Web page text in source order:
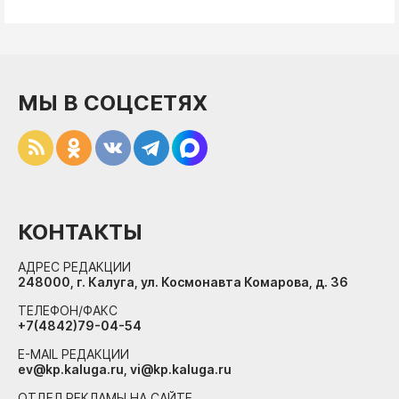
МЫ В СОЦСЕТЯХ
КОНТАКТЫ
АДРЕС РЕДАКЦИИ
248000, г. Калуга, ул. Космонавта Комарова, д. 36
ТЕЛЕФОН/ФАКС
+7(4842)79-04-54
E-MAIL РЕДАКЦИИ
ev@kp.kaluga.ru, vi@kp.kaluga.ru